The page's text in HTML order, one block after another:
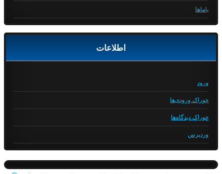
یاماها
اطلاعات
ورود
خوراک ورودی‌ها
خوراک دیدگاه‌ها
وردپرس